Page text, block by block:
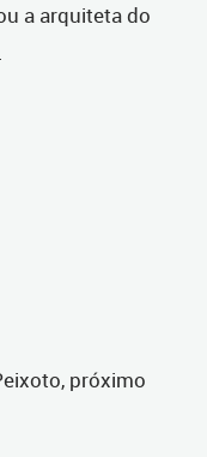
a arquiteta do
próximo